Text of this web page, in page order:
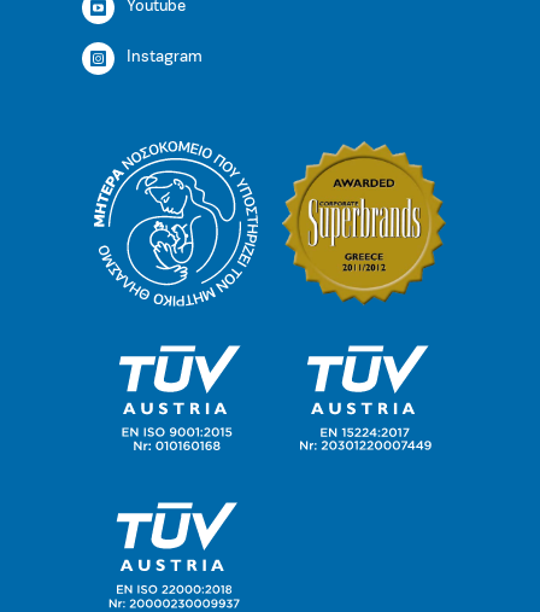
Youtube
Instagram